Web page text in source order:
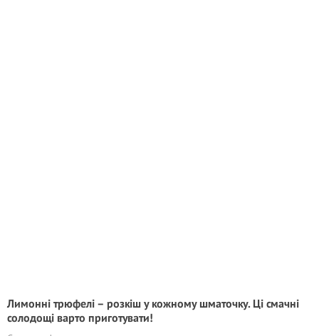
Лимонні трюфелі – розкіш у кожному шматочку. Ці смачні
cолодощі варто приготувати!